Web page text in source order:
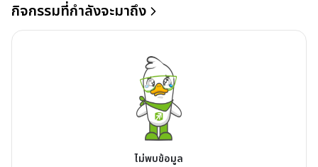
กิจกรรมที่กำลังจะมาถึง
ไม่พบข้อมูล